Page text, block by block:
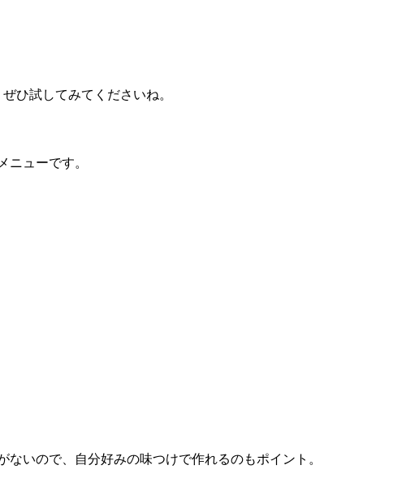
ひ試してみてくださいね。
ューです。
いので、自分好みの味つけで作れるのもポイント。